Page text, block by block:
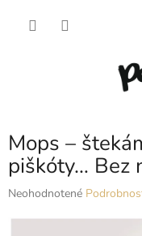
Mops –
piškóty… Bez
Priemerné
Neohodnotené